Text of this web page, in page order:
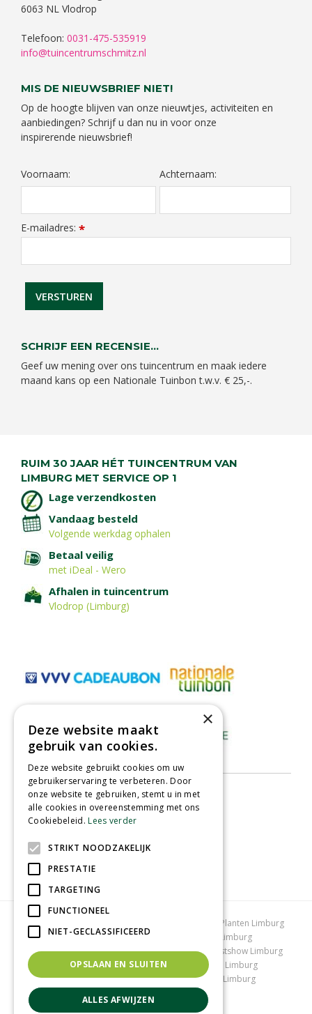
6063 NL Vlodrop
Telefoon: 0031-475-535919
info@tuincentrumschmitz.nl
MIS DE NIEUWSBRIEF NIET!
Op de hoogte blijven van onze nieuwtjes, activiteiten en
aanbiedingen? Schrijf u dan nu in voor onze
inspirerende nieuwsbrief!
Voornaam: Achternaam:
E-mailadres: *
SCHRIJF EEN RECENSIE...
Geef uw mening over ons tuincentrum en maak iedere
maand kans op een Nationale Tuinbon t.w.v. € 25,-.
RUIM 30 JAAR HÉT TUINCENTRUM VAN
LIMBURG MET SERVICE OP 1
Lage verzendkosten
Vandaag besteld
Volgende werkdag ophalen
Betaal veilig
met iDeal - Wero
Afhalen in tuincentrum
Vlodrop (Limburg)
Tuincentrum Limburg
Planten Limburg
Bomen en struiken Limburg
Tuinplanten Limburg
Tuincentrum Vlodrop Gartencenter Vlodrop
Kerstshow Limburg
Kerstverlichting Lemax huisjes
Vijvervissen Limburg
Graszoden kopen Limburg Tuinmeubelen Limburg
Tuincentrum Roermond
×
Deze website maakt
gebruik van cookies.
Deze website gebruikt cookies om uw
gebruikerservaring te verbeteren. Door
onze website te gebruiken, stemt u in met
alle cookies in overeenstemming met ons
Cookiebeleid.Lees verder
STRIKT NOODZAKELIJK
PRESTATIE
TARGETING
FUNCTIONEEL
NIET-GECLASSIFICEERD
OPSLAAN EN SLUITEN
ALLES AFWIJZEN